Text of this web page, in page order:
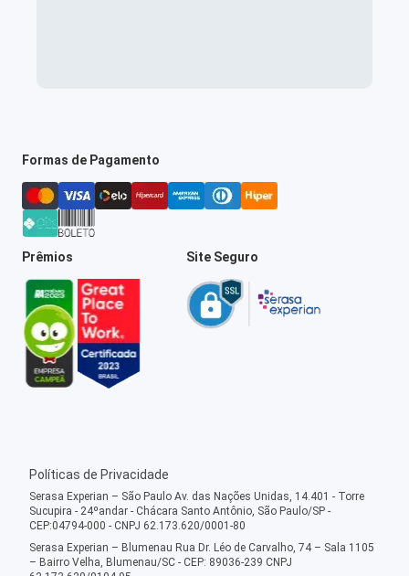
Formas de Pagamento
Prêmios Site Seguro
Políticas de Privacidade
Serasa Experian – São Paulo Av. das Nações Unidas, 14.401 - Torre
Sucupira - 24ºandar - Chácara Santo Antônio, São Paulo/SP -
CEP:04794-000 - CNPJ 62.173.620/0001-80
Serasa Experian – Blumenau Rua Dr. Léo de Carvalho, 74 – Sala 1105
– Bairro Velha, Blumenau/SC - CEP: 89036-239 CNPJ